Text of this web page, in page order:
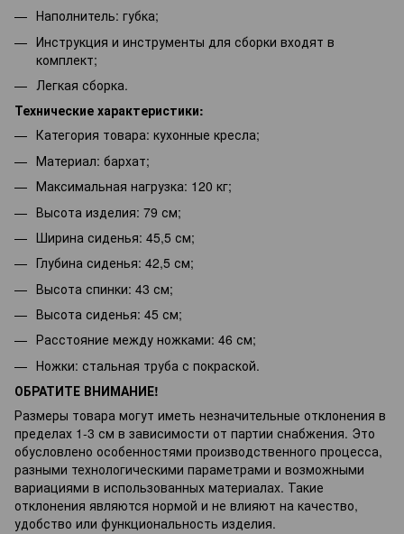
Наполнитель: губка;
Инструкция и инструменты для сборки входят в
комплект;
Легкая сборка.
Технические характеристики:
Категория товара: кухонные кресла;
Материал: бархат;
Максимальная нагрузка: 120 кг;
Высота изделия: 79 см;
Ширина сиденья: 45,5 см;
Глубина сиденья: 42,5 см;
Высота спинки: 43 см;
Высота сиденья: 45 см;
Расстояние между ножками: 46 см;
Ножки: стальная труба с покраской.
ОБРАТИТЕ ВНИМАНИЕ!
Размеры товара могут иметь незначительные отклонения в
пределах 1-3 см в зависимости от партии снабжения. Это
обусловлено особенностями производственного процесса,
разными технологическими параметрами и возможными
вариациями в использованных материалах. Такие
отклонения являются нормой и не влияют на качество,
удобство или функциональность изделия.